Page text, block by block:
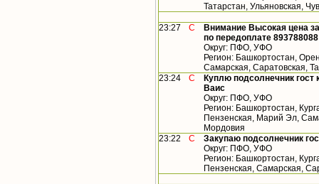
Татарстан, Ульяновская,
23:27 С
Внимание Высокая цена
по передоплате 893788088
Округ: ПФО, УФО
Регион: Башкортостан,
Самарская, Саратовская,
23:24
С
Куплю подсолнечник
Ваис
Округ: ПФО, УФО
Регион: Башкортостан,
Пензенская, Марий Эл,
Мордовия
23:22
С
Закупаю подсолнечник
Округ: ПФО, УФО
Регион: Башкортостан,
Пензенская, Самарская,